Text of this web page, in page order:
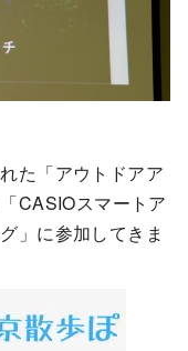
た「アウトドアア
CASIOスマートア
」に参加してきま